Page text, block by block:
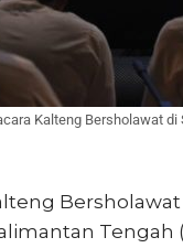
Kalteng Bersholawat di
Tengah